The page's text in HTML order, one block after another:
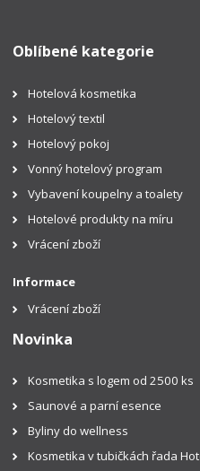
Oblíbené kategorie
Hotelová kosmetika
Hotelový textil
Hotelový pokoj
Vonný hotelový program
Vybavení koupelny a toalety
Hotelové produkty na míru
Vrácení zboží
Informace
Vrácení zboží
Novinka
Kosmetika s logem od 2500 ks
Saunové a parní esence
Byliny do wellness
Kosmetika v tubičkách řada